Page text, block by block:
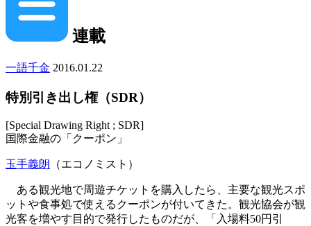
連載
一語千金 2016.01.22
特別引き出し権（SDR）
[Special Drawing Right ; SDR]
国際金融の「クーポン」
玉手義朗 （エコノミスト）
ある観光地で周遊チケットを購入したら、主要な観光スポ
ットや食事処で使えるクーポンが付いてきた。観光協会が観
光客を増やす目的で発行したものだが、「入場料50円引